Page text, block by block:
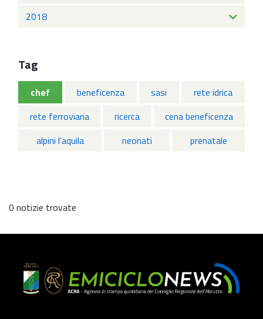
2018
Tag
chef beneficenza sasi
rete idrica
rete ferroviaria
ricerca
cena beneficenza
alpini l'aquila
neonati prenatale
0 notizie trovate